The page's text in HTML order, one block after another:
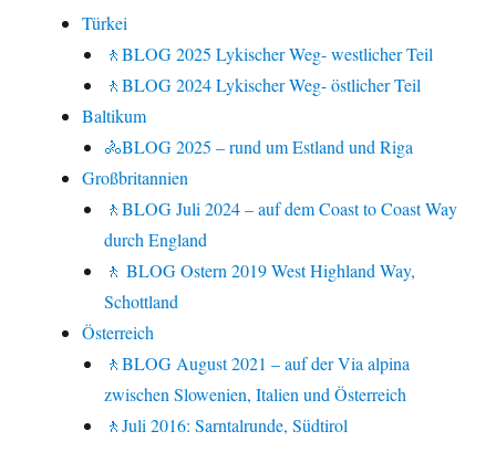
Türkei
🚶BLOG 2025 Lykischer Weg- westlicher Teil
🚶BLOG 2024 Lykischer Weg- östlicher Teil
Baltikum
🚴BLOG 2025 – rund um Estland und Riga
Großbritannien
🚶BLOG Juli 2024 – auf dem Coast to Coast Way
durch England
🚶 BLOG Ostern 2019 West Highland Way,
Schottland
Österreich
🚶BLOG August 2021 – auf der Via alpina
zwischen Slowenien, Italien und Österreich
🚶Juli 2016: Sarntalrunde, Südtirol